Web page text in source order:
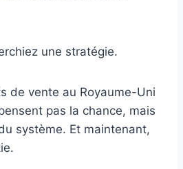
une stratégie.
de vente au Royaume-Uni
pas la chance, mais
système. Et maintenant,